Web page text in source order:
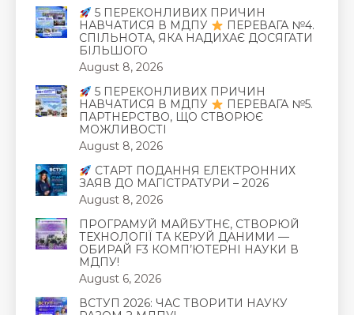
5 ПЕРЕКОНЛИВИХ ПРИЧИН
НАВЧАТИСЯ В МДПУ
ПЕРЕВАГА №4.
СПІЛЬНОТА, ЯКА НАДИХАЄ ДОСЯГАТИ
БІЛЬШОГО
August 8, 2026
5 ПЕРЕКОНЛИВИХ ПРИЧИН
НАВЧАТИСЯ В МДПУ
ПЕРЕВАГА №5.
ПАРТНЕРСТВО, ЩО СТВОРЮЄ
МОЖЛИВОСТІ
August 8, 2026
СТАРТ ПОДАННЯ ЕЛЕКТРОННИХ
ЗАЯВ ДО МАГІСТРАТУРИ – 2026
August 8, 2026
ПРОГРАМУЙ МАЙБУТНЄ, СТВОРЮЙ
ТЕХНОЛОГІЇ ТА КЕРУЙ ДАНИМИ —
ОБИРАЙ F3 КОМП’ЮТЕРНІ НАУКИ В
МДПУ!
August 6, 2026
ВСТУП 2026: ЧАС ТВОРИТИ НАУКУ